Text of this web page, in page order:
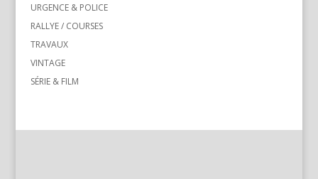
URGENCE & POLICE
RALLYE / COURSES
TRAVAUX
VINTAGE
SÉRIE & FILM